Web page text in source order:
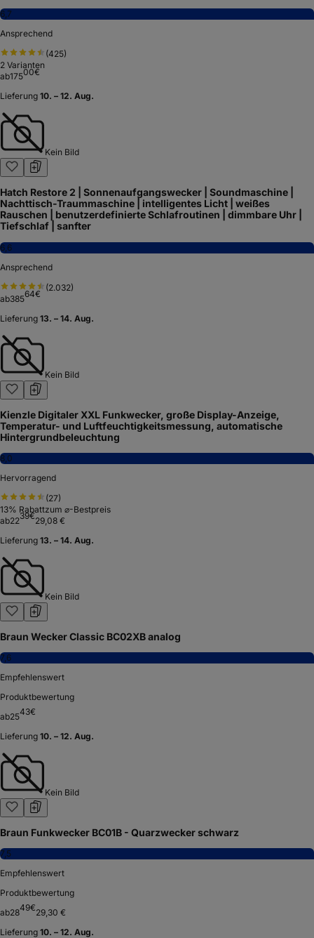
6,7
Ansprechend
(425)
2 Varianten
ab17500€
Lieferung 10. – 12. Aug.
Kein Bild
Hatch Restore 2 | Sonnenaufgangswecker | Soundmaschine |
Nachttisch-Traummaschine | intelligentes Licht | weißes
Rauschen | benutzerdefinierte Schlafroutinen | dimmbare Uhr |
Tiefschlaf | sanfter
6,6
Ansprechend
(2.032)
ab38564€
Lieferung 13. – 14. Aug.
Kein Bild
Kienzle Digitaler XXL Funkwecker, große Display-Anzeige,
Temperatur- und Luftfeuchtigkeitsmessung, automatische
Hintergrundbeleuchtung
8,0
Hervorragend
(27)
13% Rabattzum ⌀-Bestpreis
ab2239€29,08 €
Lieferung 13. – 14. Aug.
Kein Bild
Braun Wecker Classic BC02XB analog
7,6
Empfehlenswert
Produktbewertung
ab2543€
Lieferung 10. – 12. Aug.
Kein Bild
Braun Funkwecker BC01B - Quarzwecker schwarz
7,5
Empfehlenswert
Produktbewertung
ab2849€29,30 €
Lieferung 10. – 12. Aug.